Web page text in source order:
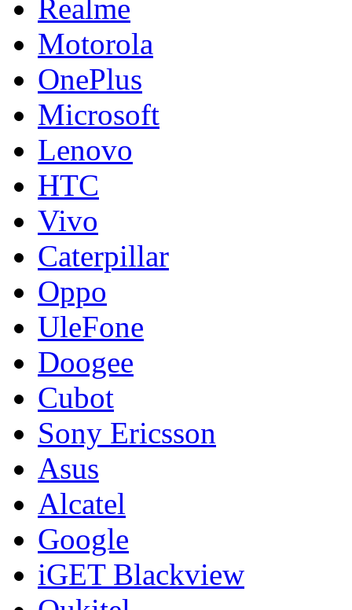
Realme
Motorola
OnePlus
Microsoft
Lenovo
HTC
Vivo
Caterpillar
Oppo
UleFone
Doogee
Cubot
Sony Ericsson
Asus
Alcatel
Google
iGET Blackview